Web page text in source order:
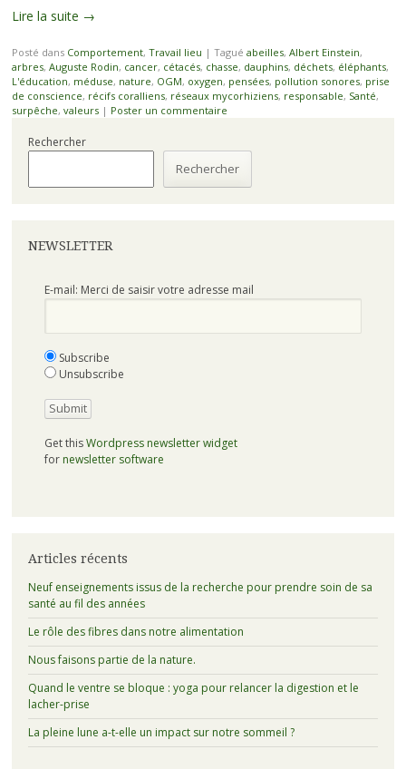
Lire la suite →
Posté dans Comportement, Travail lieu | Tagué abeilles, Albert Einstein,
arbres, Auguste Rodin, cancer, cétacés, chasse, dauphins, déchets, éléphants,
L'éducation, méduse, nature, OGM, oxygen, pensées, pollution sonores, prise
de conscience, récifs coralliens, réseaux mycorhiziens, responsable, Santé,
surpêche, valeurs | Poster un commentaire
Rechercher
Rechercher
NEWSLETTER
E-mail: Merci de saisir votre adresse mail
Subscribe
Unsubscribe
Get thisWordpress newsletter widget
for newsletter software
Articles récents
Neuf enseignements issus de la recherche pour prendre soin de sa
santé au fil des années
Le rôle des fibres dans notre alimentation
Nous faisons partie de la nature.
Quand le ventre se bloque : yoga pour relancer la digestion et le
lacher-prise
La pleine lune a-t-elle un impact sur notre sommeil ?